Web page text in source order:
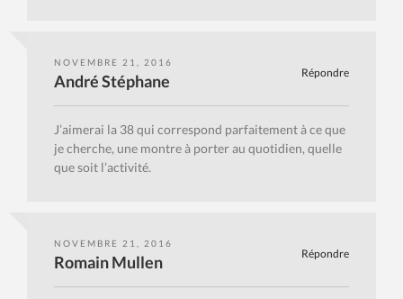
NOVEMBRE 21, 2016
Répondre
André Stéphane
J’aimerai la 38 qui correspond parfaitement à ce que
je cherche, une montre à porter au quotidien, quelle
que soit l’activité.
NOVEMBRE 21, 2016
Répondre
Romain Mullen